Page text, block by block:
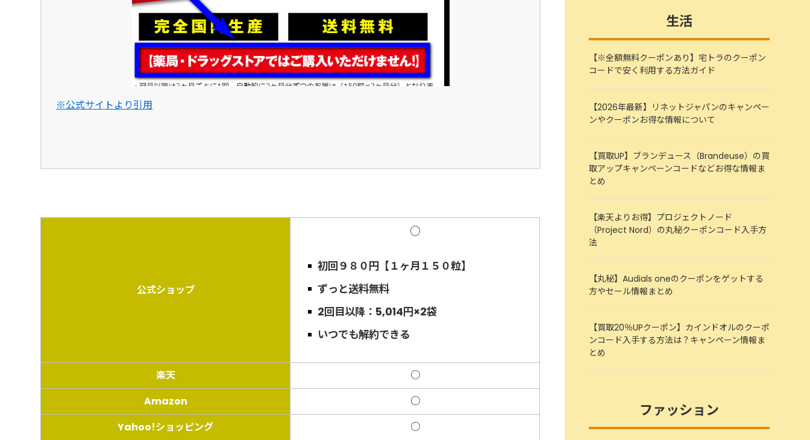
※公式サイトより引用
公式ショップ
○
初回９８０円【１ヶ月１５０粒】
ずっと送料無料
2回目以降：5,014円×2袋
いつでも解約できる
楽天
○
Amazon
○
Yahoo!ショッピング
○
生活
【※全額無料クーポンあり】宅トラのクーポン
コードで安く利用する方法ガイド
【2026年最新】リネットジャパンのキャンペー
ンやクーポンお得な情報について
【買取UP】ブランデュース（Brandeuse）の買
取アップキャンペーンコードなどお得な情報ま
とめ
【楽天よりお得】プロジェクトノード
（Project Nord）の丸秘クーポンコード入手方
法
【丸秘】Audials oneのクーポンをゲットする
方やセール情報まとめ
【買取20％UPクーポン】カインドオルのクーポ
ンコード入手する方法は？キャンペーン情報ま
とめ
ファッション